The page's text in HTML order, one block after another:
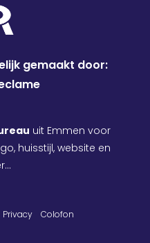
gemaakt door:
uit Emmen voor
huisstijl, website en
Privacy Colofon